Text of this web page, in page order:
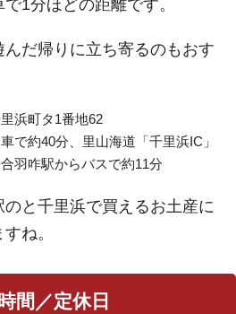
1分ほどの距離です。
だ帰りに立ち寄るのもおす
浜町タ1番地62
で約40分、里山海道「千里浜IC」
羽咋駅からバスで約11分
と千里浜で買えるお土産に
ね。
間／定休日